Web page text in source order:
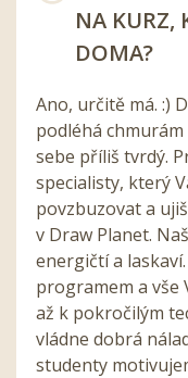
NA KURZ,
DOMA?
Ano, určitě má. :)
podléhá
sebe příliš tvrdý.
specialisty, který
povzbuzovat a
v Draw Planet.
energičtí a
programem a vše
až k pokročilým
vládne dobrá
studenty